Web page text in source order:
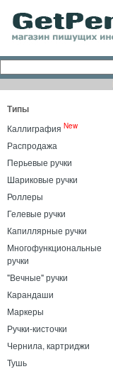
Типы
Каллиграфия New
Распродажа
Перьевые ручки
Шариковые ручки
Роллеры
Гелевые ручки
Капиллярные ручки
Многофункциональные
ручки
"Вечные" ручки
Карандаши
Маркеры
Ручки-кисточки
Чернила, картриджи
Тушь